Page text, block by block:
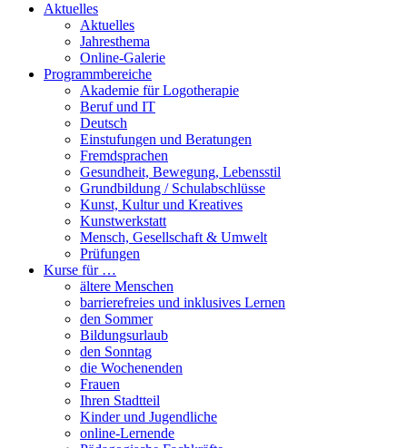
Aktuelles
Aktuelles
Jahresthema
Online-Galerie
Programmbereiche
Akademie für Logotherapie
Beruf und IT
Deutsch
Einstufungen und Beratungen
Fremdsprachen
Gesundheit, Bewegung, Lebensstil
Grundbildung / Schulabschlüsse
Kunst, Kultur und Kreatives
Kunstwerkstatt
Mensch, Gesellschaft & Umwelt
Prüfungen
Kurse für …
ältere Menschen
barrierefreies und inklusives Lernen
den Sommer
Bildungsurlaub
den Sonntag
die Wochenenden
Frauen
Ihren Stadtteil
Kinder und Jugendliche
online-Lernende